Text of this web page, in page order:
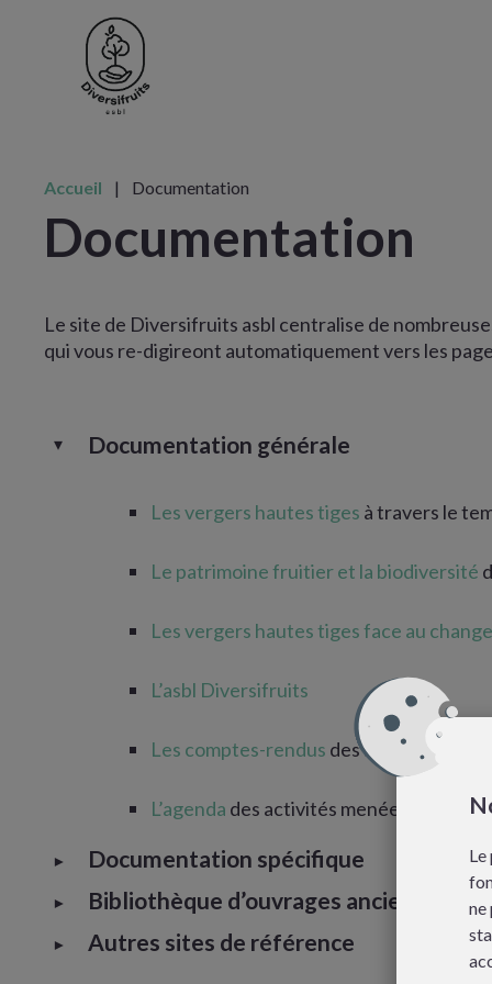
Accueil | Documentation
Documentation
Le site de Diversifruits asbl centralise de
qui vous re-digireont automatiquement vers les
Documentation générale
Les vergers hautes tiges à travers le
Le patrimoine fruitier et la biodiversité
Les vergers hautes tiges face au
L’asbl Diversifruits
Les comptes-rendus des activités de
L’agenda des activités menées en
Documentation spécifique
Bibliothèque d’ouvrages anciens
Autres sites de référence
Le
ne